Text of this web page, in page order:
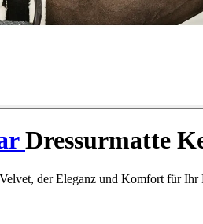
Dressurmatte
der Eleganz und Komfort für Ihr